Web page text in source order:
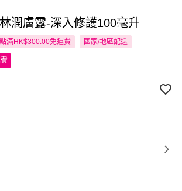
潤膚露-深入修護100毫升
滿HK$300.00免運費 國家/地區配送